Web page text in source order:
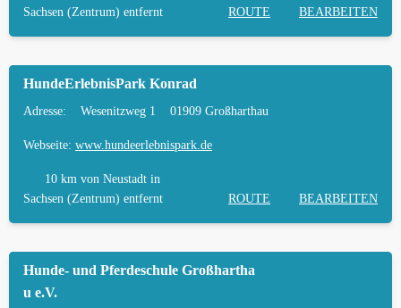
Sachsen (Zentrum) entfernt
ROUTE BEARBEITEN
HundeErlebnisPark Konrad
Adresse: Wesenitzweg 1 01909 Großharthau
Webseite: www.hundeerlebnispark.de
10 km von Neustadt in
Sachsen (Zentrum) entfernt
ROUTE BEARBEITEN
Hunde- und Pferdeschule Großhartha
u e.V.